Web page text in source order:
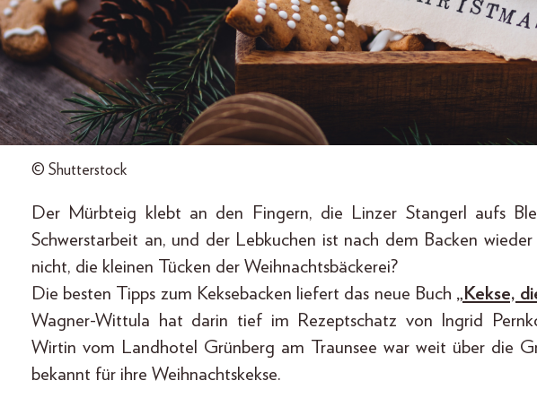
© Shutterstock
Der Mürbteig klebt an den Fingern, die Linzer Stangerl aufs
Schwerstarbeit an, und der Lebkuchen ist nach dem Backen
nicht, die kleinen Tücken der Weihnachtsbäckerei?
Die besten Tipps zum Keksebacken liefert das neue Buch „Kekse,
Wagner-Wittula hat darin tief im Rezeptschatz von Ingrid
Wirtin vom Landhotel Grünberg am Traunsee war weit über die
bekannt für ihre Weihnachtskekse.